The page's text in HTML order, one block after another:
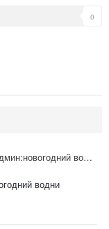
0
Джейсон☯....erfc〄 протест бана админ:новогодний водни
водни